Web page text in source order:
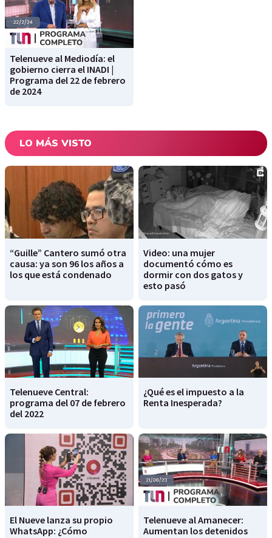
Telenueve al Mediodía: el
gobierno cierra el INADI |
Programa del 22 de febrero
de 2024
LO MÁS VISTO
“Guille” Cantero sumó otra
causa: ya son 96 los años a
los que está condenado
Video: una mujer
documentó cómo es
dormir con dos gatos y
esto pasó
Telenueve Central:
programa del 07 de febrero
del 2022
¿Qué es el impuesto a la
Renta Inesperada?
El Nueve lanza su propio
WhatsApp: ¿Cómo
Telenueve al Amanecer:
Aumentan los detenidos